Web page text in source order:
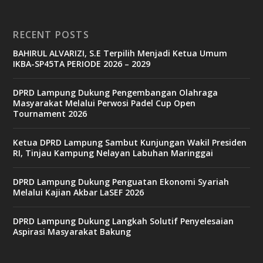
e
t
c
a
s
n
o
v
9
c
a
RECENT POSTS
BAHIRUL ALVARIZI, S.E Terpilih Menjadi Ketua Umum
IKBA-SP45TA PERIODE 2026 – 2029
DPRD Lampung Dukung Pengembangan Olahraga
Masyarakat Melalui Perwosi Padel Cup Open
Tournament 2026
Ketua DPRD Lampung Sambut Kunjungan Wakil Presiden
RI, Tinjau Kampung Nelayan Labuhan Maringgai
DPRD Lampung Dukung Penguatan Ekonomi Syariah
Melalui Kajian Akbar LaSEF 2026
DPRD Lampung Dukung Langkah Solutif Penyelesaian
Aspirasi Masyarakat Bakung